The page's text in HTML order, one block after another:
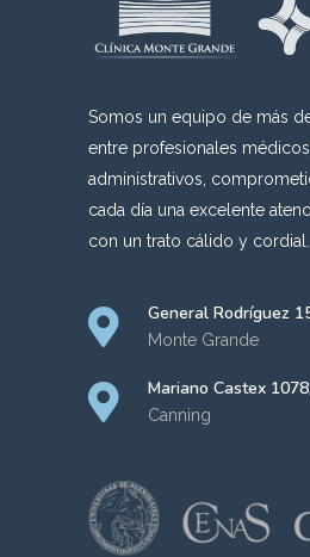
Somos un equipo de más
entre profesionales
administrativos,
cada día una excelente
con un trato cálido y cordial.
General Rodríguez
Monte Grande
Mariano Castex 1078,
Canning